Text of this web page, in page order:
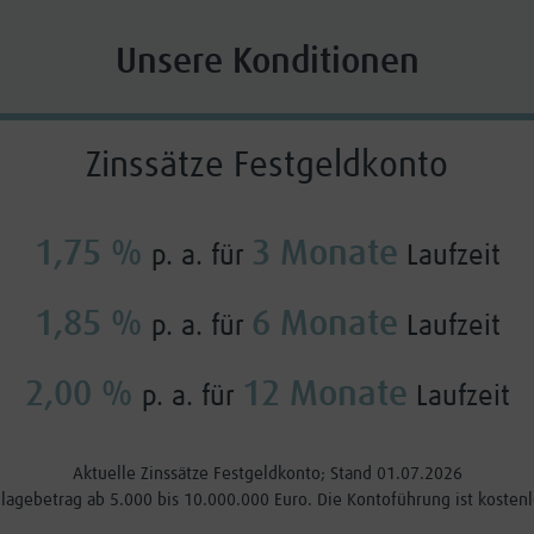
Unsere Konditionen
Zinssätze Festgeldkonto
1,75 % p. a. für 3 Monate Laufzeit
1,85 % p. a. für 6 Monate Laufzeit
2,00 % p. a. für 12 Monate Laufzeit
Aktuelle Zinssätze Festgeldkonto; Stand 01.07.2026
ab 5.000 bis 10.000.000 Euro. Die Kontoführung ist